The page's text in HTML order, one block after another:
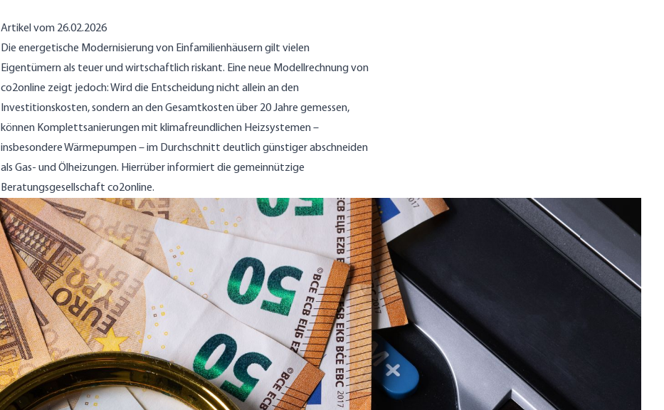
Artikel vom 26.02.2026
Die energetische Modernisierung von Einfamilienhäusern gilt vielen
Eigentümern als teuer und wirtschaftlich riskant. Eine neue Modellrechnung von
co2online zeigt jedoch: Wird die Entscheidung nicht allein an den
Investitionskosten, sondern an den Gesamtkosten über 20 Jahre gemessen,
können Komplettsanierungen mit klimafreundlichen Heizsystemen –
insbesondere Wärmepumpen – im Durchschnitt deutlich günstiger abschneiden
als Gas- und Ölheizungen. Hierrüber informiert die gemeinnützige
Beratungsgesellschaft co2online.